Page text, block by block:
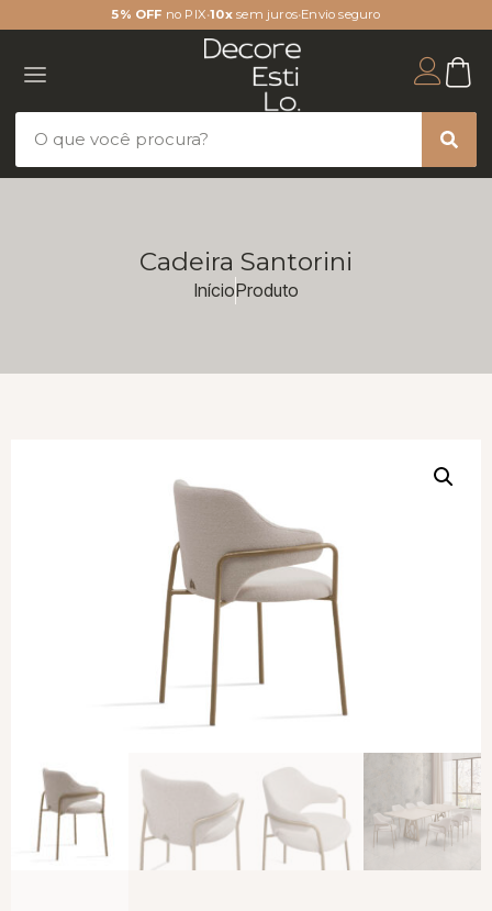
5% OFF no PIX•10xsem juros•Envio seguro
Cadeira Santorini
InícioProduto